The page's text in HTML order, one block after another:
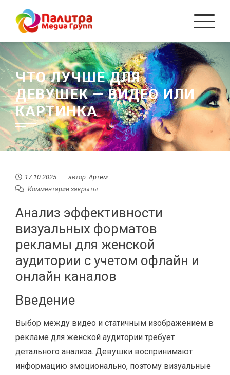
Перейти
содержанию
ЧТО ЛУЧШЕ ДЛЯ
ДЕВУШЕК — ВИДЕО ИЛИ
КАРТИНКА
17.10.2025 автор:Артём
Комментарии закрыты
Анализ эффективности
визуальных форматов
рекламы для женской
аудитории с учетом офлайн и
онлайн каналов
Введение
Выбор между видео и статичным изображением в
рекламе для женской аудитории требует
детального анализа. Девушки воспринимают
информацию эмоционально, поэтому визуальные